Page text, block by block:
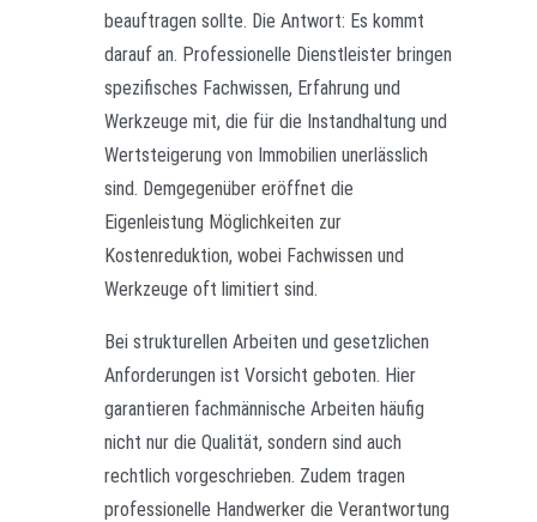
beauftragen sollte. Die Antwort: Es kommt
darauf an. Professionelle Dienstleister bringen
spezifisches Fachwissen, Erfahrung und
Werkzeuge mit, die für die Instandhaltung und
Wertsteigerung von Immobilien unerlässlich
sind. Demgegenüber eröffnet die
Eigenleistung Möglichkeiten zur
Kostenreduktion, wobei Fachwissen und
Werkzeuge oft limitiert sind.
Bei strukturellen Arbeiten und gesetzlichen
Anforderungen ist Vorsicht geboten. Hier
garantieren fachmännische Arbeiten häufig
nicht nur die Qualität, sondern sind auch
rechtlich vorgeschrieben. Zudem tragen
professionelle Handwerker die Verantwortung